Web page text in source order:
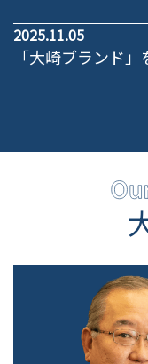
2025.11.05
「大崎ブランド